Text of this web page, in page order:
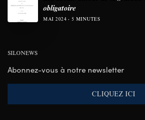
obligatoire
MAI 2024 5 MINUTES
SILONEWS
Abonnez-vous à notre newsletter
CLIQUEZ ICI